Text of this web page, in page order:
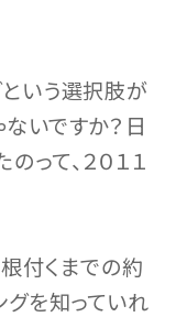
という選択肢が
ないですか？日
って、２０１１
根付くまでの約
グを知っていれ